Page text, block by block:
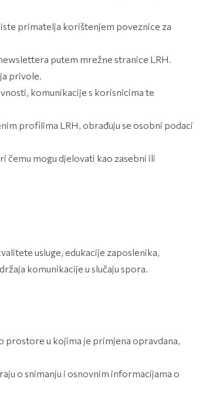
primatelja korištenjem poveznice za
putem mrežne stranice LRH.
privole.
komunikacije s korisnicima te
profilima LRH, obrađuju se osobni podaci
čemu mogu djelovati kao zasebni ili
usluge, edukacije zaposlenika,
komunikacije u slučaju spora.
prostore u kojima je primjena opravdana,
o snimanju i osnovnim informacijama o